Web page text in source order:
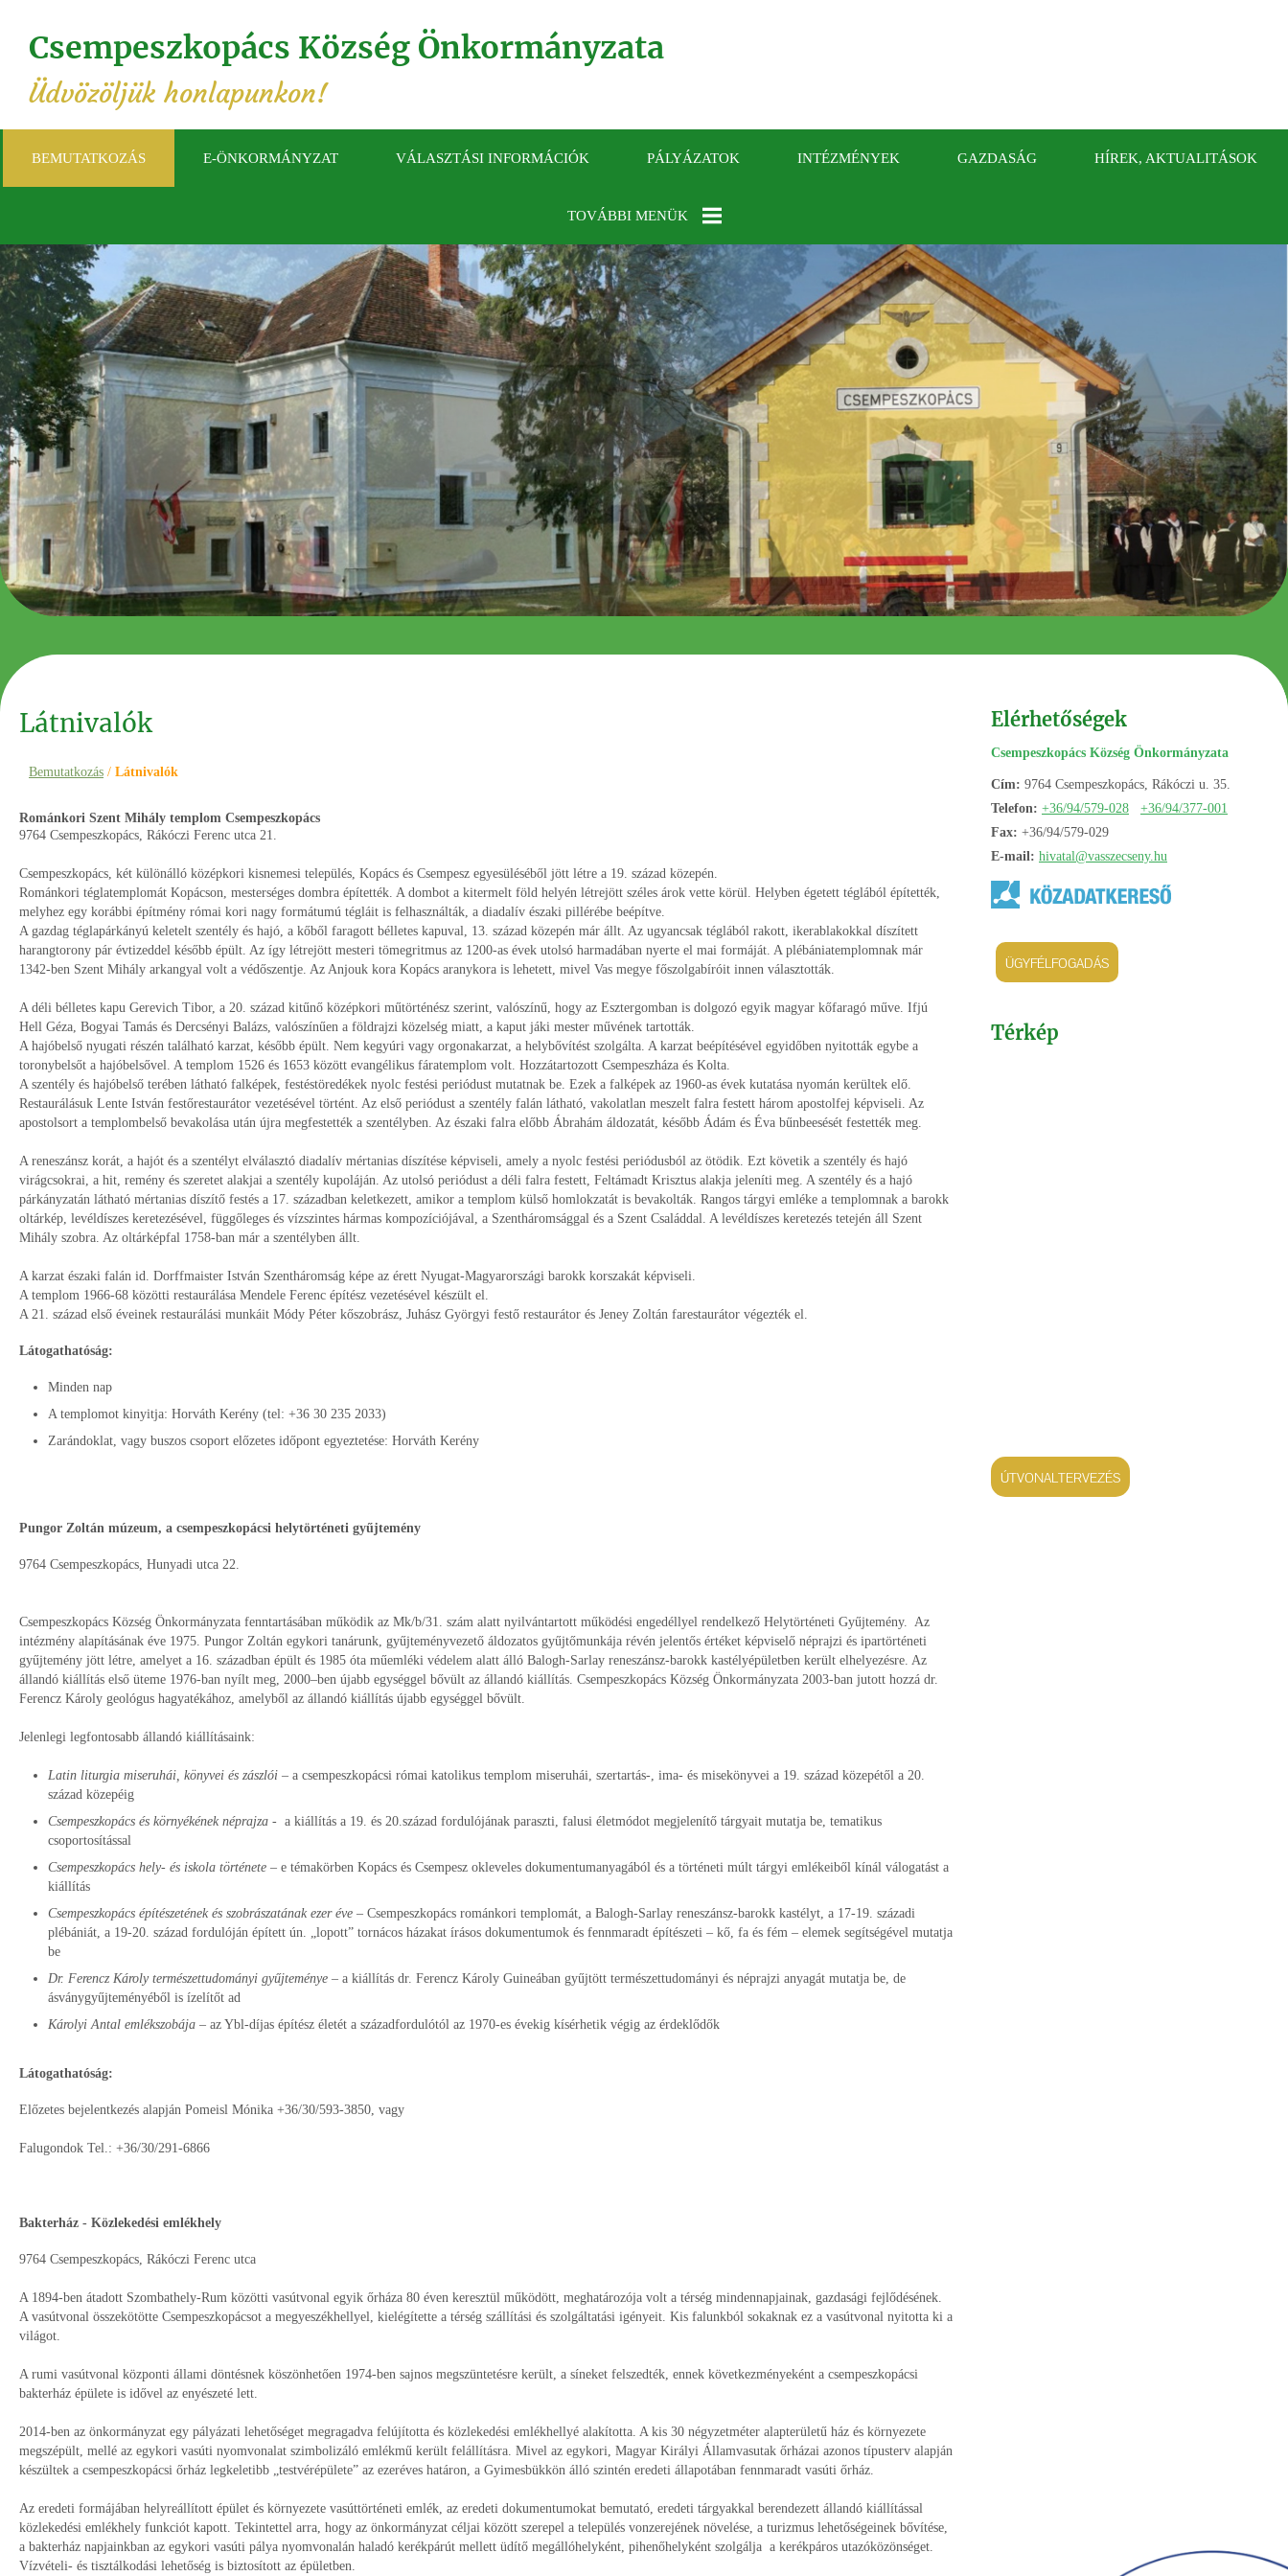
Csempeszkopács Község Önkormányzata
Üdvözöljük honlapunkon!
BEMUTATKOZÁS E-ÖNKORMÁNYZAT VÁLASZTÁSI INFORMÁCIÓK PÁLYÁZATOK INTÉZMÉNYEK GAZDASÁG HÍREK, AKTUALITÁSOK
TOVÁBBI MENÜK
KÖZÉRDEKŰ
ADATOK
GALÉRIA
ELÉRHETŐSÉGEK
Elérhetőségek
Csempeszkopács Község Önkormányzata
Cím: 9764 Csempeszkopács, Rákóczi u. 35.
Telefon: +36/94/579-028
+36/94/377-001
Fax: +36/94/579-029
E-mail: hivatal@vasszecseny.hu
ÜGYFÉLFOGADÁS
Térkép
ÚTVONALTERVEZÉS
Látnivalók
Bemutatkozás / Látnivalók
Románkori Szent Mihály templom Csempeszkopács
9764 Csempeszkopács, Rákóczi Ferenc utca 21.
Csempeszkopács, két különálló középkori kisnemesi település, Kopács és Csempesz egyesüléséből jött létre a 19. század közepén.
Románkori téglatemplomát Kopácson, mesterséges dombra építették. A dombot a kitermelt föld helyén létrejött széles árok vette körül. Helyben égetett téglából építették,
melyhez egy korábbi építmény római kori nagy formátumú tégláit is felhasználták, a diadalív északi pillérébe beépítve.
A gazdag téglapárkányú keletelt szentély és hajó, a kőből faragott bélletes kapuval, 13. század közepén már állt. Az ugyancsak téglából rakott, ikerablakokkal díszített
harangtorony pár évtizeddel később épült. Az így létrejött mesteri tömegritmus az 1200-as évek utolsó harmadában nyerte el mai formáját. A plébániatemplomnak már
1342-ben Szent Mihály arkangyal volt a védőszentje. Az Anjouk kora Kopács aranykora is lehetett, mivel Vas megye főszolgabíróit innen választották.
A déli bélletes kapu Gerevich Tibor, a 20. század kitűnő középkori műtörténész szerint, valószínű, hogy az Esztergomban is dolgozó egyik magyar kőfaragó műve. Ifjú
Hell Géza, Bogyai Tamás és Dercsényi Balázs, valószínűen a földrajzi közelség miatt, a kaput jáki mester művének tartották.
A hajóbelső nyugati részén található karzat, később épült. Nem kegyúri vagy orgonakarzat, a helybővítést szolgálta. A karzat beépítésével egyidőben nyitották egybe a
toronybelsőt a hajóbelsővel. A templom 1526 és 1653 között evangélikus fáratemplom volt. Hozzátartozott Csempeszháza és Kolta.
A szentély és hajóbelső terében látható falképek, festéstöredékek nyolc festési periódust mutatnak be. Ezek a falképek az 1960-as évek kutatása nyomán kerültek elő.
Restaurálásuk Lente István festőrestaurátor vezetésével történt. Az első periódust a szentély falán látható, vakolatlan meszelt falra festett három apostolfej képviseli. Az
apostolsort a templombelső bevakolása után újra megfestették a szentélyben. Az északi falra előbb Ábrahám áldozatát, később Ádám és Éva bűnbeesését festették meg.
A reneszánsz korát, a hajót és a szentélyt elválasztó diadalív mértanias díszítése képviseli, amely a nyolc festési periódusból az ötödik. Ezt követik a szentély és hajó
virágcsokrai, a hit, remény és szeretet alakjai a szentély kupoláján. Az utolsó periódust a déli falra festett, Feltámadt Krisztus alakja jeleníti meg. A szentély és a hajó
párkányzatán látható mértanias díszítő festés a 17. században keletkezett, amikor a templom külső homlokzatát is bevakolták. Rangos tárgyi emléke a templomnak a barokk
oltárkép, levéldíszes keretezésével, függőleges és vízszintes hármas kompozíciójával, a Szentháromsággal és a Szent Családdal. A levéldíszes keretezés tetején áll Szent
Mihály szobra. Az oltárképfal 1758-ban már a szentélyben állt.
A karzat északi falán id. Dorffmaister István Szentháromság képe az érett Nyugat-Magyarországi barokk korszakát képviseli.
A templom 1966-68 közötti restaurálása Mendele Ferenc építész vezetésével készült el.
A 21. század első éveinek restaurálási munkáit Módy Péter kőszobrász, Juhász Györgyi festő restaurátor és Jeney Zoltán farestaurátor végezték el.
Látogathatóság:
Minden nap
A templomot kinyitja: Horváth Kerény (tel: +36 30 235 2033)
Zarándoklat, vagy buszos csoport előzetes időpont egyeztetése: Horváth Kerény
Pungor Zoltán múzeum, a csempeszkopácsi helytörténeti gyűjtemény
9764 Csempeszkopács, Hunyadi utca 22.
Csempeszkopács Község Önkormányzata fenntartásában működik az Mk/b/31. szám alatt nyilvántartott működési engedéllyel rendelkező Helytörténeti Gyűjtemény. Az
intézmény alapításának éve 1975. Pungor Zoltán egykori tanárunk, gyűjteményvezető áldozatos gyűjtőmunkája révén jelentős értéket képviselő néprajzi és ipartörténeti
gyűjtemény jött létre, amelyet a 16. században épült és 1985 óta műemléki védelem alatt álló Balogh-Sarlay reneszánsz-barokk kastélyépületben került elhelyezésre. Az
állandó kiállítás első üteme 1976-ban nyílt meg, 2000–ben újabb egységgel bővült az állandó kiállítás. Csempeszkopács Község Önkormányzata 2003-ban jutott hozzá dr.
Ferencz Károly geológus hagyatékához, amelyből az állandó kiállítás újabb egységgel bővült.
Jelenlegi legfontosabb állandó kiállításaink:
Latin liturgia miseruhái, könyvei és zászlói – a csempeszkopácsi római katolikus templom miseruhái, szertartás-, ima- és misekönyvei a 19. század közepétől a 20.
század közepéig
Csempeszkopács és környékének néprajza - a kiállítás a 19. és 20.század fordulójának paraszti, falusi életmódot megjelenítő tárgyait mutatja be, tematikus
csoportosítással
Csempeszkopács hely- és iskola története – e témakörben Kopács és Csempesz okleveles dokumentumanyagából és a történeti múlt tárgyi emlékeiből kínál válogatást a
kiállítás
Csempeszkopács építészetének és szobrászatának ezer éve – Csempeszkopács románkori templomát, a Balogh-Sarlay reneszánsz-barokk kastélyt, a 17-19. századi
plébániát, a 19-20. század fordulóján épített ún. „lopott” tornácos házakat írásos dokumentumok és fennmaradt építészeti – kő, fa és fém – elemek segítségével mutatja
be
Dr. Ferencz Károly természettudományi gyűjteménye – a kiállítás dr. Ferencz Károly Guineában gyűjtött természettudományi és néprajzi anyagát mutatja be, de
ásványgyűjteményéből is ízelítőt ad
Károlyi Antal emlékszobája – az Ybl-díjas építész életét a századfordulótól az 1970-es évekig kísérhetik végig az érdeklődők
Látogathatóság:
Előzetes bejelentkezés alapján Pomeisl Mónika +36/30/593-3850, vagy
Falugondok Tel.: +36/30/291-6866
Bakterház - Közlekedési emlékhely
9764 Csempeszkopács, Rákóczi Ferenc utca
A 1894-ben átadott Szombathely-Rum közötti vasútvonal egyik őrháza 80 éven keresztül működött, meghatározója volt a térség mindennapjainak, gazdasági fejlődésének.
A vasútvonal összekötötte Csempeszkopácsot a megyeszékhellyel, kielégítette a térség szállítási és szolgáltatási igényeit. Kis falunkból sokaknak ez a vasútvonal nyitotta ki a
világot.
A rumi vasútvonal központi állami döntésnek köszönhetően 1974-ben sajnos megszüntetésre került, a síneket felszedték, ennek következményeként a csempeszkopácsi
bakterház épülete is idővel az enyészeté lett.
2014-ben az önkormányzat egy pályázati lehetőséget megragadva felújította és közlekedési emlékhellyé alakította. A kis 30 négyzetméter alapterületű ház és környezete
megszépült, mellé az egykori vasúti nyomvonalat szimbolizáló emlékmű került felállításra. Mivel az egykori, Magyar Királyi Államvasutak őrházai azonos típusterv alapján
készültek a csempeszkopácsi őrház legkeletibb „testvérépülete” az ezeréves határon, a Gyimesbükkön álló szintén eredeti állapotában fennmaradt vasúti őrház.
Az eredeti formájában helyreállított épület és környezete vasúttörténeti emlék, az eredeti dokumentumokat bemutató, eredeti tárgyakkal berendezett állandó kiállítással
közlekedési emlékhely funkciót kapott. Tekintettel arra, hogy az önkormányzat céljai között szerepel a település vonzerejének növelése, a turizmus lehetőségeinek bővítése,
a bakterház napjainkban az egykori vasúti pálya nyomvonalán haladó kerékpárút mellett üdítő megállóhelyként, pihenőhelyként szolgálja a kerékpáros utazóközönséget.
Vízvételi- és tisztálkodási lehetőség is biztosított az épületben.